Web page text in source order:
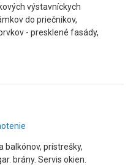
výstavníckych
do priečnikov,
- presklené fasády,
balkónov, prístrešky,
brány. Servis okien.